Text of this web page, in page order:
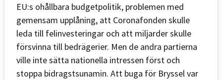
EU:s ohållbara budgetpolitik, problemen med
gemensam upplåning, att Coronafonden skulle
leda till felinvesteringar och att miljarder skulle
försvinna till bedrägerier. Men de andra partierna
ville inte sätta nationella intressen först och
stoppa bidragstsunamin. Att buga för Bryssel var